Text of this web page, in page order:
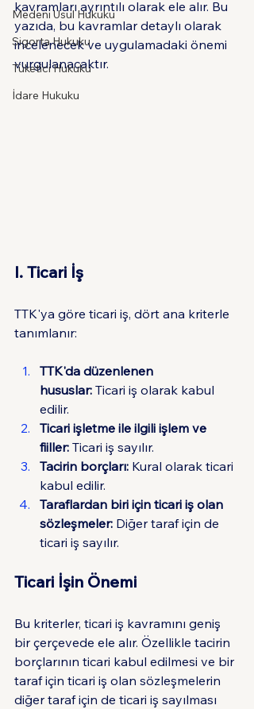
Medeni Usul Hukuku
Sigorta Hukuku
Tüketici Hukuku
İdare Hukuku
kavramları ayrıntılı olarak ele alır. Bu
yazıda, bu kavramlar detaylı olarak
incelenecek ve uygulamadaki önemi
vurgulanacaktır.
I. Ticari İş
TTK'ya göre ticari iş, dört ana kriterle
tanımlanır:
TTK'da düzenlenen
hususlar: Ticari iş olarak kabul
edilir.
Ticari işletme ile ilgili işlem ve
fiiller: Ticari iş sayılır.
Tacirin borçları: Kural olarak ticari
kabul edilir.
Taraflardan biri için ticari iş olan
sözleşmeler: Diğer taraf için de
ticari iş sayılır.
Ticari İşin Önemi
Bu kriterler, ticari iş kavramını geniş
bir çerçevede ele alır. Özellikle tacirin
borçlarının ticari kabul edilmesi ve bir
taraf için ticari iş olan sözleşmelerin
diğer taraf için de ticari iş sayılması